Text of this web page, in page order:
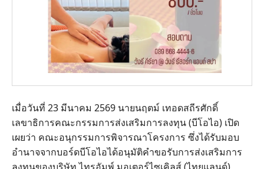
เมื่อวันที่ 23 มีนาคม 2569 นายนฤตม์ เทอดสถีรศักดิ์
เลขาธิการคณะกรรมการส่งเสริมการลงทุน (บีโอไอ) เปิด
เผยว่า คณะอนุกรรมการพิจารณาโครงการ ซึ่งได้รับมอบ
อำนาจจากบอร์ดบีโอไอได้อนุมัติคำขอรับการส่งเสริมการ